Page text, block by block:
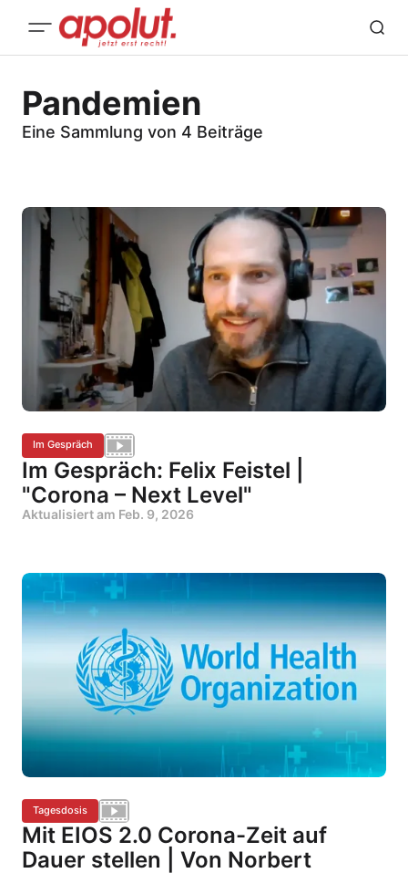
Pandemien
Eine Sammlung von 4 Beiträge
Im Gespräch
Im Gespräch: Felix Feistel |
"Corona – Next Level"
Aktualisiert am Feb. 9, 2026
Tagesdosis
Mit EIOS 2.0 Corona-Zeit auf
Dauer stellen | Von Norbert